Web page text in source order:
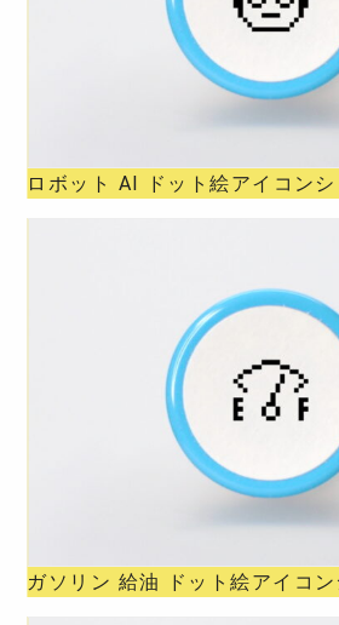
ロボット AI ドット絵アイコン
ガソリン 給油 ドット絵アイコ